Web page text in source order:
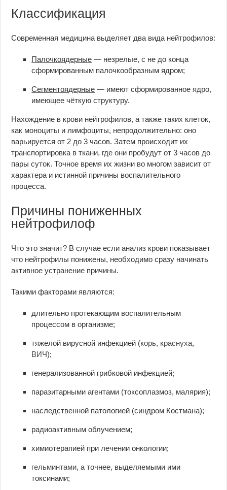
Классификация
Современная медицина выделяет два вида нейтрофилов:
Палочкоядерные — незрелые, с не до конца
сформированным палочкообразным ядром;
Сегментоядерные — имеют сформированное ядро,
имеющее чёткую структуру.
Нахождение в крови нейтрофилов, а также таких клеток,
как моноциты и лимфоциты, непродолжительно: оно
варьируется от 2 до 3 часов. Затем происходит их
транспортировка в ткани, где они пробудут от 3 часов до
пары суток. Точное время их жизни во многом зависит от
характера и истинной причины воспалительного
процесса.
Причины пониженных
нейтрофилоф
Что это значит? В случае если анализ крови показывает
что нейтрофилы понижены, необходимо сразу начинать
активное устранение причины.
Такими факторами являются:
длительно протекающим воспалительным
процессом в организме;
тяжелой вирусной инфекцией (корь, краснуха,
ВИЧ);
генерализованной грибковой инфекцией;
паразитарными агентами (токсоплазмоз, малярия);
наследственной патологией (синдром Костмана);
радиоактивным облучением;
химиотерапией при лечении онкологии;
гельминтами, а точнее, выделяемыми ими
токсинами;